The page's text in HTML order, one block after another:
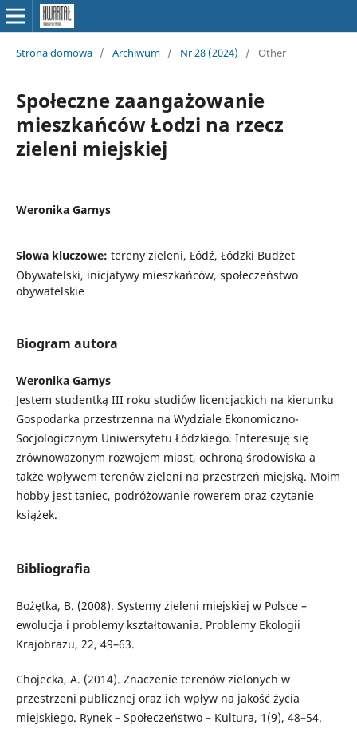
Strona domowa / Archiwum / Nr 28 (2024) / Other
Społeczne zaangażowanie
mieszkańców Łodzi na rzecz
zieleni miejskiej
Weronika Garnys
Słowa kluczowe: tereny zieleni, Łódź, Łódzki Budżet
Obywatelski, inicjatywy mieszkańców, społeczeństwo
obywatelskie
Biogram autora
Weronika Garnys
Jestem studentką III roku studiów licencjackich na kierunku
Gospodarka przestrzenna na Wydziale Ekonomiczno-
Socjologicznym Uniwersytetu Łódzkiego. Interesuję się
zrównoważonym rozwojem miast, ochroną środowiska a
także wpływem terenów zieleni na przestrzeń miejską. Moim
hobby jest taniec, podróżowanie rowerem oraz czytanie
książek.
Bibliografia
Bożętka, B. (2008). Systemy zieleni miejskiej w Polsce –
ewolucja i problemy kształtowania. Problemy Ekologii
Krajobrazu, 22, 49–63.
Chojecka, A. (2014). Znaczenie terenów zielonych w
przestrzeni publicznej oraz ich wpływ na jakość życia
miejskiego. Rynek – Społeczeństwo – Kultura, 1(9), 48–54.